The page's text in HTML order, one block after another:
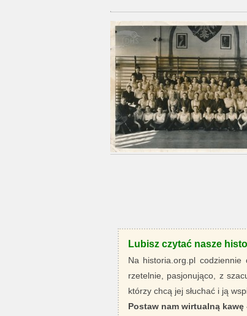
Lubisz czytać nasze
Na historia.org.pl
rzetelnie, pasjonująco, z
którzy chcą jej słuchać i ją
Postaw nam wirtualną